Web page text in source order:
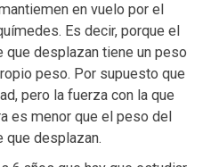
en vuelo por el
Es decir, porque el
que desplazan tiene un peso
peso. Por supuesto que
pero la fuerza con la que
es menor que el peso del
que desplazan.